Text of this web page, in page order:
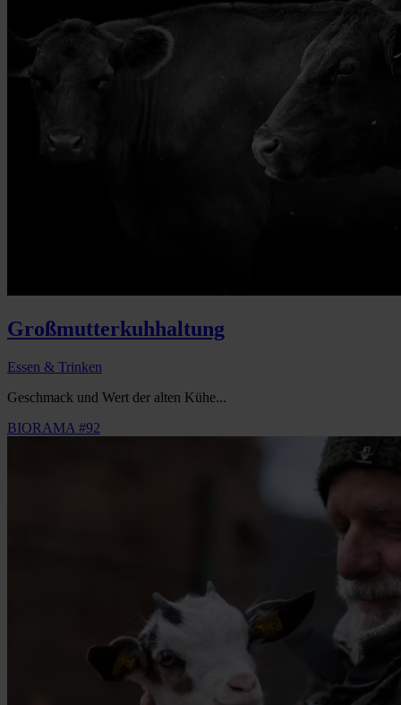
Großmutterkuhhaltung
Essen & Trinken
Geschmack und Wert der alten Kühe...
BIORAMA #92